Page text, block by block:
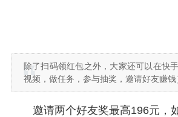
除了扫码领红包之外，大家还可以在快
视频，做任务，参与抽奖，邀请好友赚钱
邀请两个好友奖最高196元，